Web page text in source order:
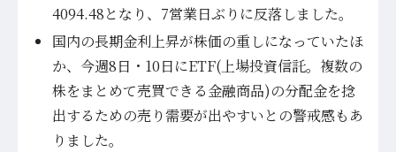
4094.48となり、7営業日ぶりに反落しました。
国内の長期金利上昇が株価の重しになっていたほ
か、今週8日・10日にETF(上場投資信託。複数の
株をまとめて売買できる金融商品)の分配金を捻
出するための売り需要が出やすいとの警戒感もあ
りました。